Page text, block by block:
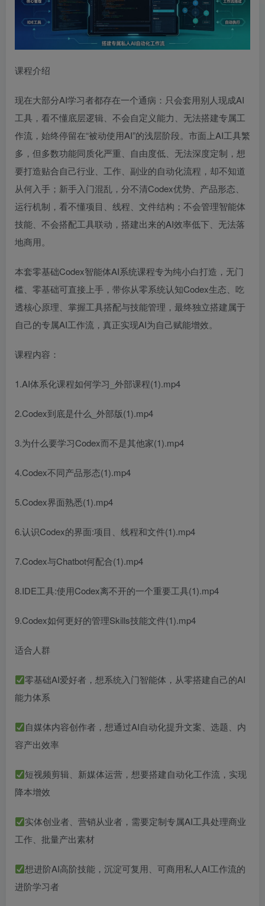
课程介绍
现在大部分AI学习者都存在一个通病：只会套用别人现成AI
工具，看不懂底层逻辑、不会自定义能力、无法搭建专属工
作流，始终停留在“被动使用AI”的浅层阶段。市面上AI工具繁
多，但多数功能同质化严重、自由度低、无法深度定制，想
要打造贴合自己行业、工作、副业的自动化流程，却不知道
从何入手；新手入门混乱，分不清Codex优势、产品形态、
运行机制，看不懂项目、线程、文件结构；不会管理智能体
技能、不会搭配工具联动，搭建出来的AI效率低下、无法落
地商用。
本套零基础Codex智能体AI系统课程专为纯小白打造，无门
槛、零基础可直接上手，带你从零系统认知Codex生态、吃
透核心原理、掌握工具搭配与技能管理，最终独立搭建属于
自己的专属AI工作流，真正实现AI为自己赋能增效。
课程内容：
1.AI体系化课程如何学习_外部课程(1).mp4
2.Codex到底是什么_外部版(1).mp4
3.为什么要学习Codex而不是其他家(1).mp4
4.Codex不同产品形态(1).mp4
5.Codex界面熟悉(1).mp4
6.认识Codex的界面:项目、线程和文件(1).mp4
7.Codex与Chatbot何配合(1).mp4
8.IDE工具:使用Codex离不开的一个重要工具(1).mp4
9.Codex如何更好的管理Skills技能文件(1).mp4
适合人群
零基础AI爱好者，想系统入门智能体，从零搭建自己的AI
能力体系
自媒体内容创作者，想通过AI自动化提升文案、选题、内
容产出效率
短视频剪辑、新媒体运营，想要搭建自动化工作流，实现
降本增效
实体创业者、营销从业者，需要定制专属AI工具处理商业
工作、批量产出素材
想进阶AI高阶技能，沉淀可复用、可商用私人AI工作流的
进阶学习者